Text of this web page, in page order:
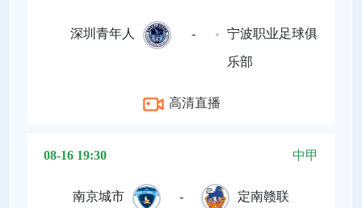
深圳青年人 - 宁波职业足球俱
乐部
高清直播
08-16 19:30 中甲
南京城市 - 定南赣联